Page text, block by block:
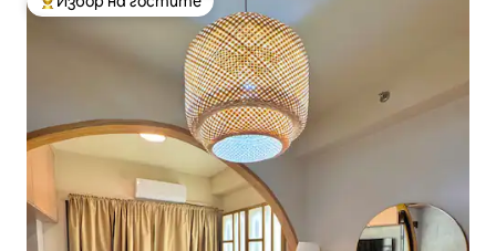
Най-популярен избор на гостите